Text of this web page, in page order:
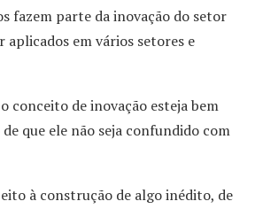
fazem parte da inovação do setor
aplicados em vários setores e
conceito de inovação esteja bem
que ele não seja confundido com
à construção de algo inédito, de